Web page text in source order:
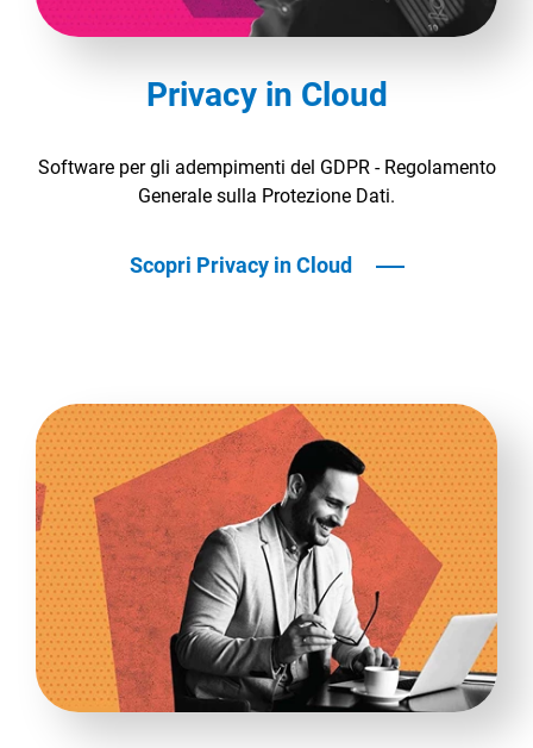
Privacy in Cloud
Software per gli adempimenti del GDPR - Regolamento
Generale sulla Protezione Dati.
Scopri Privacy in Cloud